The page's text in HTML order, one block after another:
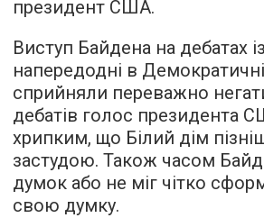
президент США.
Виступ Байдена на дебатах
напередодні в
сприйняли переважно
дебатів голос президента
хрипким, що Білий дім
застудою. Також часом
думок або не міг чітко
свою думку.